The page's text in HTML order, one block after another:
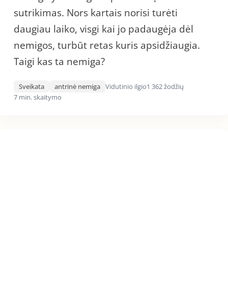
sutrikimas. Nors kartais norisi turėti
daugiau laiko, visgi kai jo padaugėja dėl
nemigos, turbūt retas kuris apsidžiaugia.
Taigi kas ta nemiga?
Sveikata antrinė nemiga Vidutinio ilgio1 362 žodžių
7 min. skaitymo